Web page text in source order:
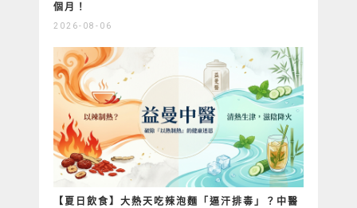
個月！
2026-08-06
【夏日飲食】大熱天吃辣泡麵「逼汗排毒」？中醫